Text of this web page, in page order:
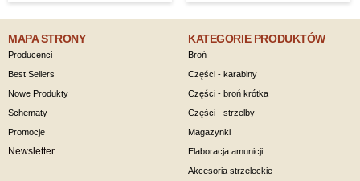
MAPA STRONY
Producenci
Best Sellers
Nowe Produkty
Schematy
Promocje
Newsletter
KATEGORIE PRODUKTÓW
Broń
Części - karabiny
Części - broń krótka
Części - strzelby
Magazynki
Elaboracja amunicji
Akcesoria strzeleckie